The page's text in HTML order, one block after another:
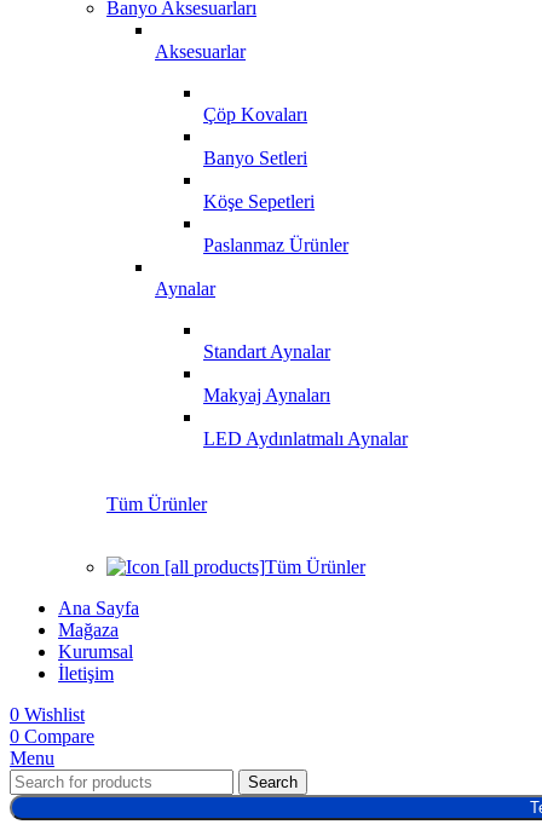
Banyo Aksesuarları
Aksesuarlar
Çöp Kovaları
Banyo Setleri
Köşe Sepetleri
Paslanmaz Ürünler
Aynalar
Standart Aynalar
Makyaj Aynaları
LED Aydınlatmalı Aynalar
Tüm Ürünler
Tüm Ürünler
Ana Sayfa
Mağaza
Kurumsal
İletişim
0 Wishlist
0 Compare
Menu
Search